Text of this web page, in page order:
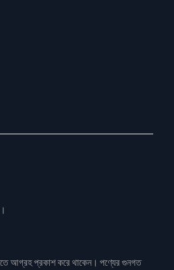
আগ্রহ প্রকাশ করে থাকেন। পণ্যের গুনগত